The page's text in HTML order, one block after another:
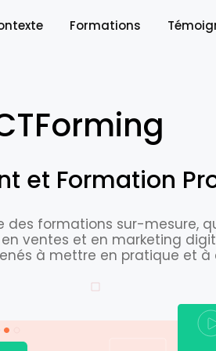
Formations
et Formation
des formations sur-mesure,
ventes et en marketing
à mettre en pratique et